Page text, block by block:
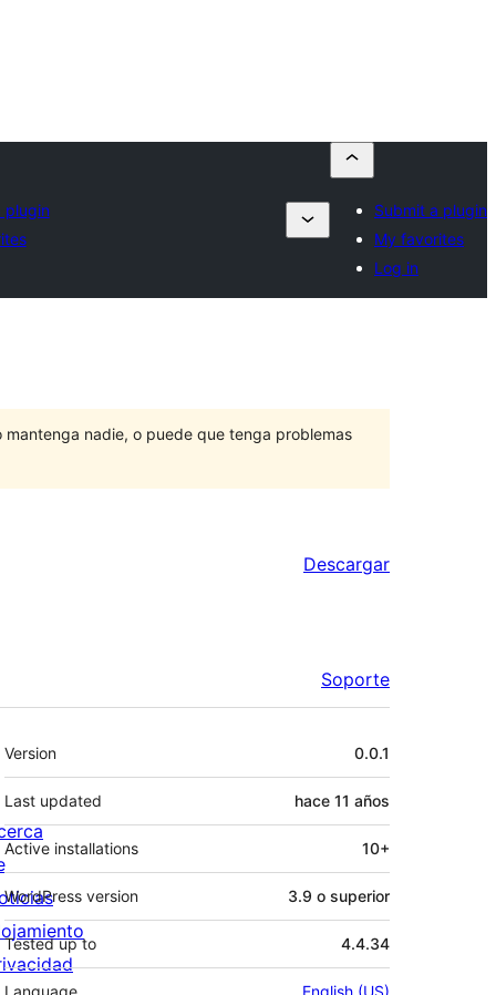
plugin
Submit a plugin
My favorites
Log in
nadie, o puede que tenga problemas
Descargar
Soporte
Meta
Version 0.0.1
Last updated hace 11 años
Active installations 10+
WordPress version 3.9 o superior
Tested up to 4.4.34